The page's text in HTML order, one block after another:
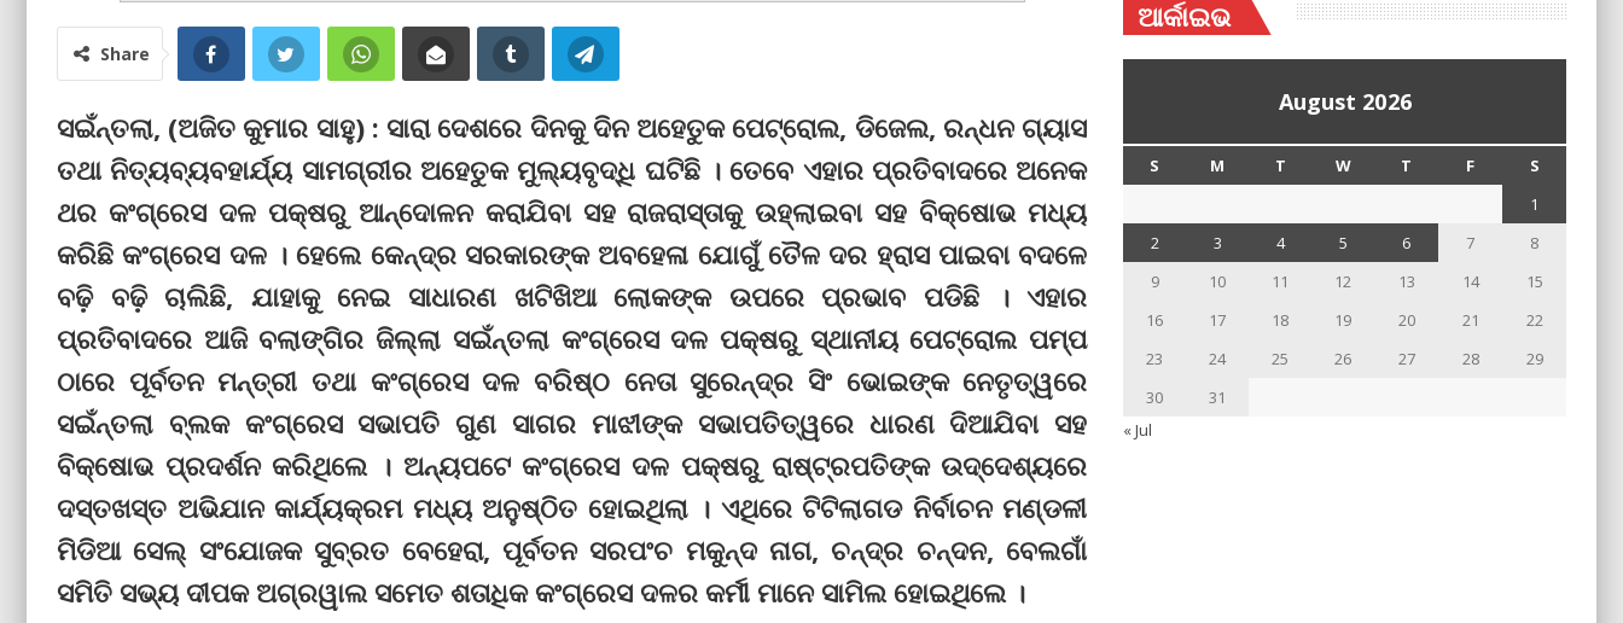
Share
ସଇଁନ୍ତଲା, (ଅଜିତ କୁମାର ସାହୁ) : ସାରା ଦେଶରେ ଦିନକୁ ଦିନ ଅହେତୁକ ପେଟ୍ରୋଲ, ଡିଜେଲ, ରନ୍ଧନ ଗ୍ୟାସ
ତଥା ନିତ୍ୟବ୍ୟବହାର୍ଯ୍ୟ ସାମଗ୍ରୀର ଅହେତୁକ ମୁଲ୍ୟବୃଦ୍ଧି ଘଟିଛି । ତେବେ ଏହାର ପ୍ରତିବାଦରେ ଅନେକ
ଥର କଂଗ୍ରେସ ଦଳ ପକ୍ଷରୁ ଆନ୍ଦୋଳନ କରାଯିବା ସହ ରାଜରାସ୍ତାକୁ ଉହ୍ଲାଇବା ସହ ବିକ୍ଷୋଭ ମଧ୍ୟ
କରିଛି କଂଗ୍ରେସ ଦଳ । ହେଲେ କେନ୍ଦ୍ର ସରକାରଙ୍କ ଅବହେଳା ଯୋଗୁଁ ତୈଳ ଦର ହ୍ରାସ ପାଇବା ବଦଳେ
ବଢ଼ି ବଢ଼ି ଚାଲିଛି, ଯାହାକୁ ନେଇ ସାଧାରଣ ଖଟିଖିଆ ଲୋକଙ୍କ ଉପରେ ପ୍ରଭାବ ପଡିଛି । ଏହାର
ପ୍ରତିବାଦରେ ଆଜି ବଲାଙ୍ଗିର ଜିଲ୍ଲା ସଇଁନ୍ତଲା କଂଗ୍ରେସ ଦଳ ପକ୍ଷରୁ ସ୍ଥାନୀୟ ପେଟ୍ରୋଲ ପମ୍ପ
ଠାରେ ପୂର୍ବତନ ମନ୍ତ୍ରୀ ତଥା କଂଗ୍ରେସ ଦଳ ବରିଷ୍ଠ ନେତା ସୁରେନ୍ଦ୍ର ସିଂ ଭୋଇଙ୍କ ନେତୃତ୍ୱରେ
ସଇଁନ୍ତଲା ବ୍ଲକ କଂଗ୍ରେସ ସଭାପତି ଗୁଣ ସାଗର ମାଝୀଙ୍କ ସଭାପତିତ୍ୱରେ ଧାରଣ ଦିଆଯିବା ସହ
ବିକ୍ଷୋଭ ପ୍ରଦର୍ଶନ କରିଥିଲେ । ଅନ୍ୟପଟେ କଂଗ୍ରେସ ଦଳ ପକ୍ଷରୁ ରାଷ୍ଟ୍ରପତିଙ୍କ ଉଦ୍ଦେଶ୍ୟରେ
ଦସ୍ତଖସ୍ତ ଅଭିଯାନ କାର୍ଯ୍ୟକ୍ରମ ମଧ୍ୟ ଅନୁଷ୍ଠିତ ହୋଇଥିଲା । ଏଥିରେ ଟିଟିଲାଗଡ ନିର୍ବାଚନ ମଣ୍ଡଳୀ
ମିଡିଆ ସେଲ୍‌ ସଂଯୋଜକ ସୁବ୍ରତ ବେହେରା, ପୂର୍ବତନ ସରପଂଚ ମକୁନ୍ଦ ନାଗ, ଚନ୍ଦ୍ର ଚନ୍ଦନ, ବେଲଗାଁ
ସମିତି ସଭ୍ୟ ଦୀପକ ଅଗ୍ରୱାଲ ସମେତ ଶତାଧିକ କଂଗ୍ରେସ ଦଳର କର୍ମୀ ମାନେ ସାମିଲ ହୋଇଥିଲେ ।
ଆର୍କାଇଭ
August 2026
S M T W T F
S
1
2
3 4 5 6 7
8
9
10 11 12 13 14
15
16
17 18 19 20 21
22
23
24 25 26 27 28
29
30
31
« Jul